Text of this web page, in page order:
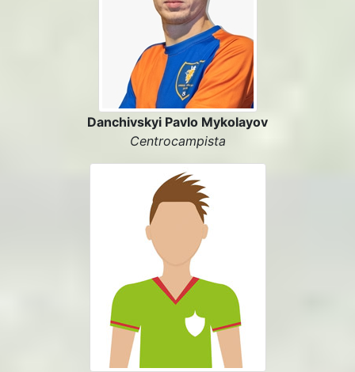
Danchivskyi Pavlo Mykolayov
Centrocampista